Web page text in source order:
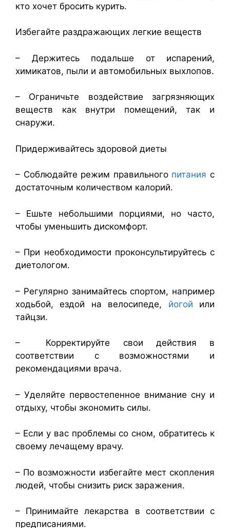
кто хочет бросить курить.
Избегайте раздражающих легкие веществ
– Держитесь подальше от испарений,
химикатов, пыли и автомобильных выхлопов.
– Ограничьте воздействие загрязняющих
веществ как внутри помещений, так и
снаружи.
Придерживайтесь здоровой диеты
– Соблюдайте режим правильного питания с
достаточным количеством калорий.
– Ешьте небольшими порциями, но часто,
чтобы уменьшить дискомфорт.
– При необходимости проконсультируйтесь с
диетологом.
– Регулярно занимайтесь спортом, например
ходьбой, ездой на велосипеде, йогой или
тайцзи.
– Корректируйте свои действия в
соответствии с возможностями и
рекомендациями врача.
– Уделяйте первостепенное внимание сну и
отдыху, чтобы экономить силы.
– Если у вас проблемы со сном, обратитесь к
своему лечащему врачу.
– По возможности избегайте мест скопления
людей, чтобы снизить риск заражения.
– Принимайте лекарства в соответствии с
предписаниями.